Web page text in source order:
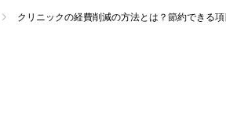
クリニックの経費削減の方法とは？節約できる